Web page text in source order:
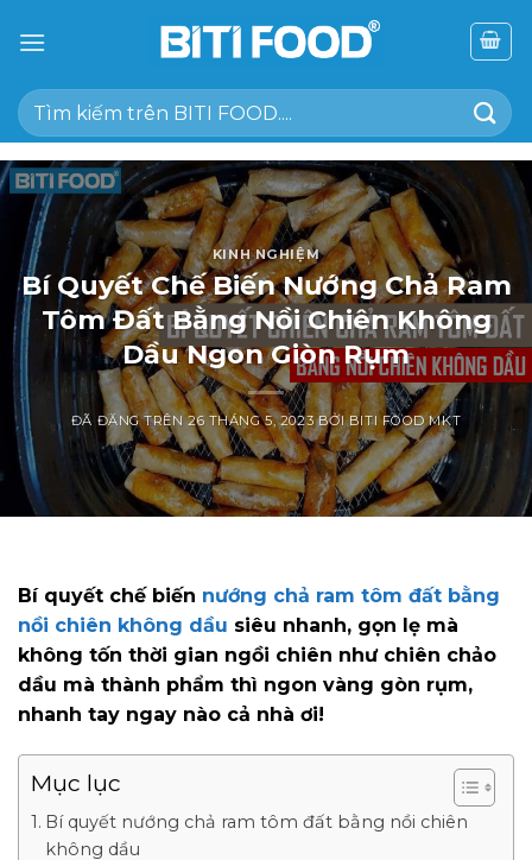
đến
dung
Tìm
kiếm:
KINH NGHIỆM
Bí Quyết Chế Biến Nướng Chả Ram
Tôm Đất Bằng Nồi Chiên Không
Dầu Ngon Giòn Rụm
ĐÃ ĐĂNG TRÊN26 THÁNG 5, 2023 BỞIBITI FOOD MKT
Bí quyết chế biến nướng chả ram tôm đất bằng
nồi chiên không dầu siêu nhanh, gọn lẹ mà
không tốn thời gian ngồi chiên như chiên chảo
dầu mà thành phẩm thì ngon vàng gòn rụm,
nhanh tay ngay nào cả nhà ơi!
Mục lục
Bí quyết nướng chả ram tôm đất bằng nồi chiên
không dầu